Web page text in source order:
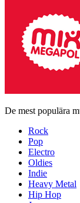
De mest populära
Rock
Pop
Electro
Oldies
Indie
Heavy Metal
Hip Hop